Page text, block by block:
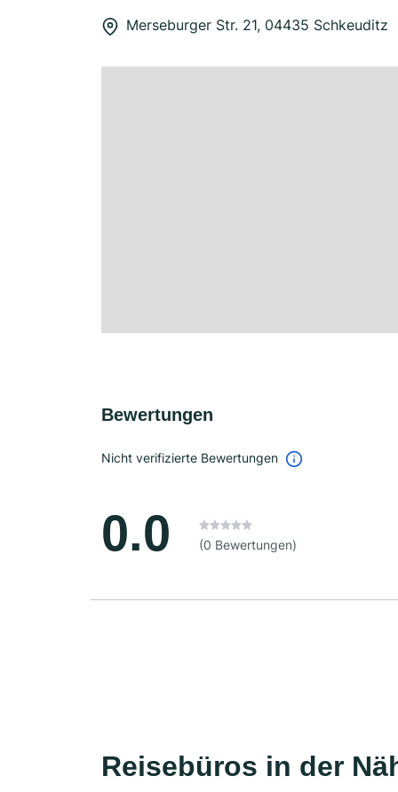
Merseburger Str. 21, 04435 Schkeuditz
Bewertungen
Nicht verifizierte Bewertungen
0.0 (0 Bewertungen)
Reisebüros in der